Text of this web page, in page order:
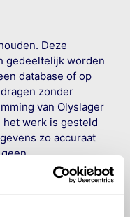
Deze
gedeeltelijk worden
database of op
zonder
van Olyslager
het werk is gesteld
zo accuraat
dan waartoe een
schade of verlies